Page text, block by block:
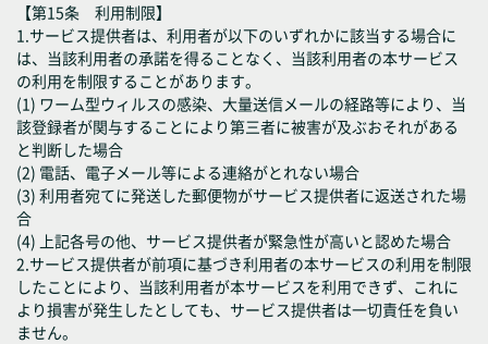
【第15条 利用制限】
1.サービス提供者は、利用者が以下のいずれかに該当する場合に
は、当該利用者の承諾を得ることなく、当該利用者の本サービス
の利用を制限することがあります。
(1) ワーム型ウィルスの感染、大量送信メールの経路等により、当
該登録者が関与することにより第三者に被害が及ぶおそれがある
と判断した場合
(2) 電話、電子メール等による連絡がとれない場合
(3) 利用者宛てに発送した郵便物がサービス提供者に返送された場
合
(4) 上記各号の他、サービス提供者が緊急性が高いと認めた場合
2.サービス提供者が前項に基づき利用者の本サービスの利用を制限
したことにより、当該利用者が本サービスを利用できず、これに
より損害が発生したとしても、サービス提供者は一切責任を負い
ません。